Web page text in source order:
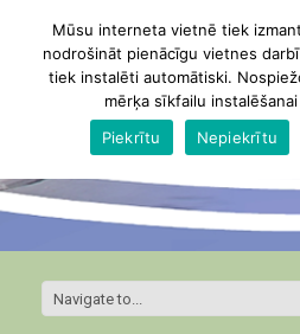
Mūsu interneta vietnē tiek
nodrošināt pienācīgu vietnes
tiek instalēti automātiski.
mērķa sīkfailu
Piekrītu
Nepiekrītu